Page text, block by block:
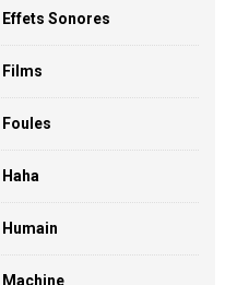
Effets Sonores
Films
Foules
Haha
Humain
Machine